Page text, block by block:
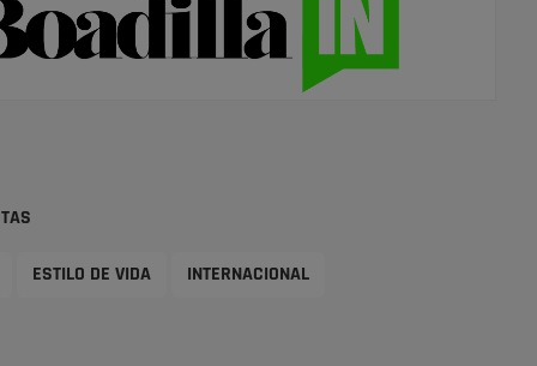
ESTILO DE VIDA INTERNACIONAL